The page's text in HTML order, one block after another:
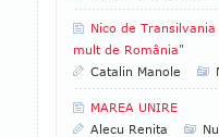
Nico de
mult de România"
Catalin Manole
MAREA UNIRE
Alecu Renita